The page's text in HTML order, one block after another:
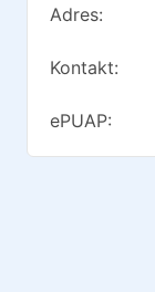
Adres:
Kontakt:
ePUAP: